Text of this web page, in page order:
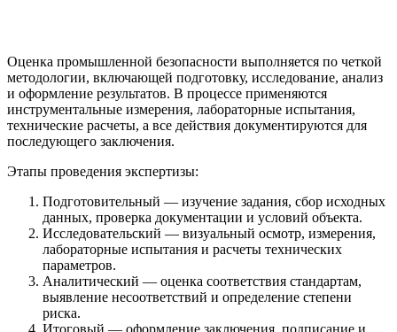
Оценка промышленной безопасности выполняется по четкой
методологии, включающей подготовку, исследование, анализ
и оформление результатов. В процессе применяются
инструментальные измерения, лабораторные испытания,
технические расчеты, а все действия документируются для
последующего заключения.
Этапы проведения экспертизы:
Подготовительный — изучение задания, сбор исходных
данных, проверка документации и условий объекта.
Исследовательский — визуальный осмотр, измерения,
лабораторные испытания и расчеты технических
параметров.
Аналитический — оценка соответствия стандартам,
выявление несоответствий и определение степени
риска.